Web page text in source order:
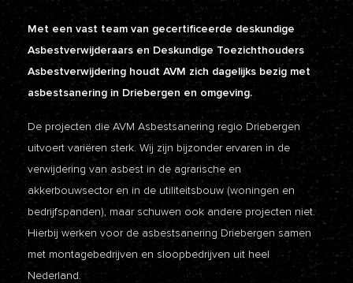
Met een vast team van gecertificeerde deskundige
Asbestverwijderaars en Deskundige Toezichthouders
Asbestverwijdering houdt AVM zich dagelijks bezig met
asbestsanering in Driebergen en omgeving.
De projecten die AVM Asbestsanering regio Driebergen
uitvoert variëren sterk. Wij zijn bijzonder ervaren in de
verwijdering van asbest in de agrarische en
akkerbouwsector en in de utiliteitsbouw (woningen en
bedrijfspanden), maar schuwen ook andere projecten niet.
Hierbij werken voor de asbestsanering Driebergen samen
met montagebedrijven en sloopbedrijven uit heel
Nederland.